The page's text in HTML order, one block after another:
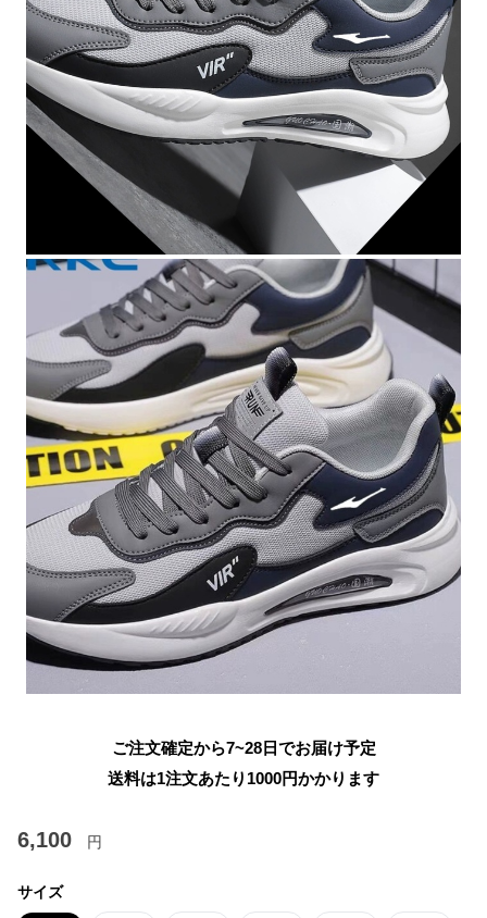
ご注文確定から7~28日でお届け予定
送料は1注文あたり 1000円かかります
6,100 円
サイズ